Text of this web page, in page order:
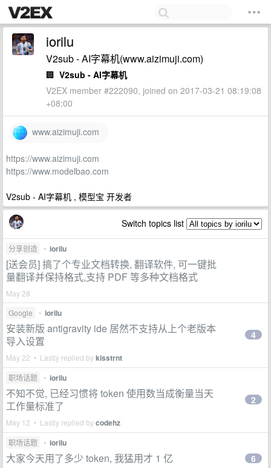
iorilu
V2sub - AI字幕机(www.aizimuji.com)
🏢 V2sub - AI字幕机
V2EX member #222090, joined on 2017-03-21 08:19:08
+08:00
www.aizimuji.com
https://www.aizimuji.com
https://www.modelbao.com
V2sub - AI字幕机 , 模型宝 开发者
Switch topics list
分享创造 • iorilu
[送会员] 搞了个专业文档转换, 翻译软件, 可一键批
量翻译并保持格式,支持 PDF 等多种文档格式
May 28
Google
• iorilu
安装新版 antigravity ide 居然不支持从上个老版本
导入设置
May 22 • Lastly replied bykisstrnt
4
职场话题 • iorilu
不知不觉, 已经习惯将 token 使用数当成衡量当天
工作量标准了
May 12 • Lastly replied bycodehz
2
职场话题 • iorilu
大家今天用了多少 token, 我猛用才 1 亿 6